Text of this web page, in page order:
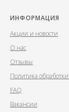
ИНФОРМАЦИЯ
Акции и новости
О нас
Отзывы
Политика
FAQ
Вакансии